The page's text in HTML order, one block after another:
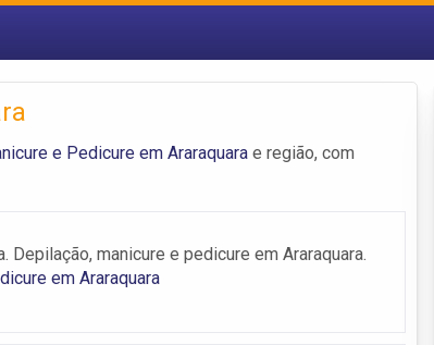
e Pedicure em Araraquara e região, com
manicure e pedicure em Araraquara.
em Araraquara